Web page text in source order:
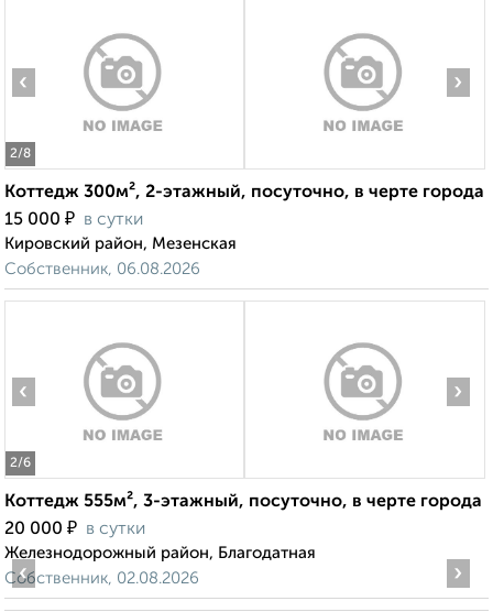
2/8
‹ ›
Коттедж 300м², 2-этажный, посуточно, в черте города
15 000 ₽ в сутки
Кировский район, Мезенская
Собственник, 06.08.2026
2/6
‹ ›
Коттедж 555м², 3-этажный, посуточно, в черте города
20 000 ₽ в сутки
Железнодорожный район, Благодатная
Собственник, 02.08.2026
‹ ›